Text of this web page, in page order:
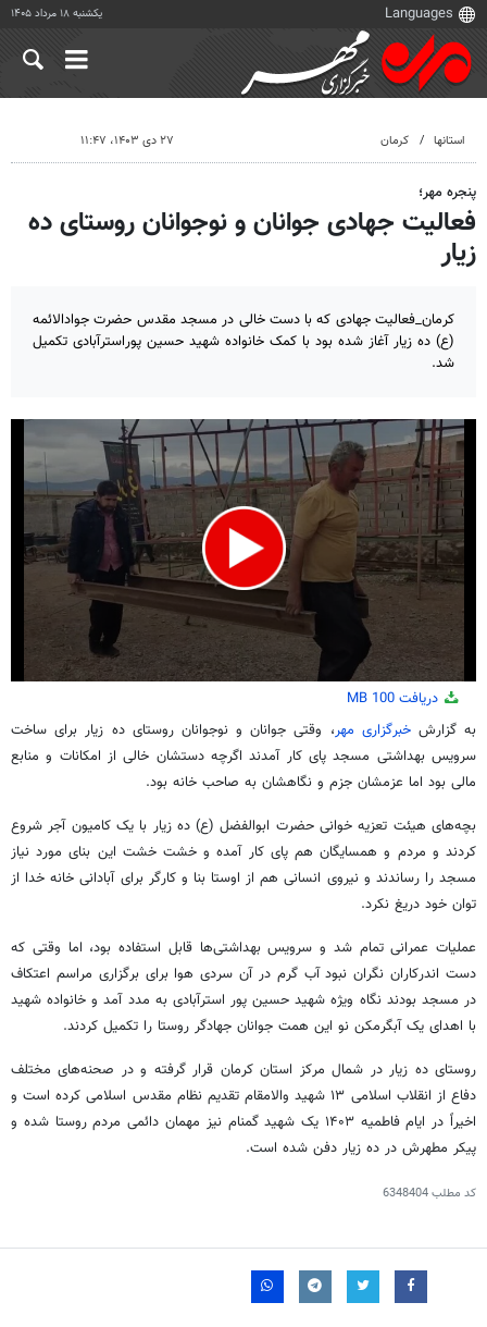
یکشنبه ۱۸ مرداد ۱۴۰۵
استانها کرمان ۲۷ دی ۱۴۰۳، ۱۱:۴۷
پنجره مهر؛
فعالیت جهادی جوانان و نوجوانان روستای ده
زیار
کرمان_فعالیت جهادی که با دست خالی در مسجد مقدس حضرت جوادالائمه
(ع) ده زیار آغاز شده بود با کمک خانواده شهید حسین پوراسترآبادی تکمیل
شد.
0
of
2
minutes,
دریافت 100 MB
به گزارشخبرگزاری مهر، وقتی جوانان و نوجوانان روستای ده زیاربرای ساخت
سرویس بهداشتی مسجد پای کار آمدند اگرچه دستشان خالی از امکانات و منابع
مالی بود اما عزمشان جزم و نگاهشان به صاحب خانه بود.
بچه‌های هیئت تعزیه خوانی حضرت ابوالفضل (ع)دهزیار با یک کامیون آجر شروع
کردند و مردم و همسایگان هم پای کار آمده و خشت خشت این بنای مورد نیاز
مسجد را رساندند و نیروی انسانی هم از اوستا بنا و کارگر برای آبادانی خانه خدا از
توان خود دریغ نکرد.
عملیات عمرانی تمام شد و سرویس بهداشتی‌ها قابل استفاده بود، اما وقتی که
دست اندرکاراننگران نبود آب گرم در آن سردی هوا برای برگزاری مراسم اعتکاف
در مسجد بودند نگاه ویژه شهید حسین پور استرآبادی به مدد آمد و خانواده شهید
با اهدای یکآبگرمکن نو این همت جوانان جهادگر روستا را تکمیل کردند.
روستای ده زیاردر شمال مرکز استان کرمان قرار گرفته و در صحنه‌های مختلف
دفاع از انقلاب اسلامی ۱۳ شهید والامقام تقدیم نظام مقدس اسلامی کرده است و
اخیراً در ایام فاطمیه ۱۴۰۳ یک شهید گمنام نیز مهمان دائمی مردم روستا شده و
پیکر مطهرش در ده زیار دفن شده است.
کد مطلب6348404